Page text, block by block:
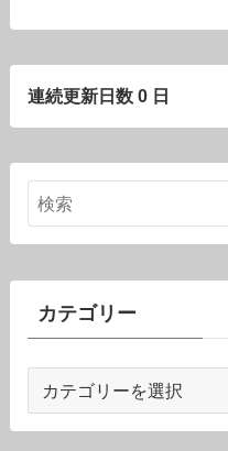
連続更新日数 0 日
カテゴリー
ゴ